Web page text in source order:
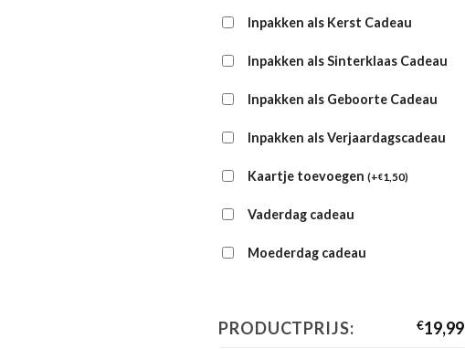
Inpakken als Kerst Cadeau
Inpakken als Sinterklaas Cadeau
Inpakken als Geboorte Cadeau
Inpakken als Verjaardagscadeau
Kaartje toevoegen (+€1,50)
Vaderdag cadeau
Moederdag cadeau
PRODUCTPRIJS: €19,99